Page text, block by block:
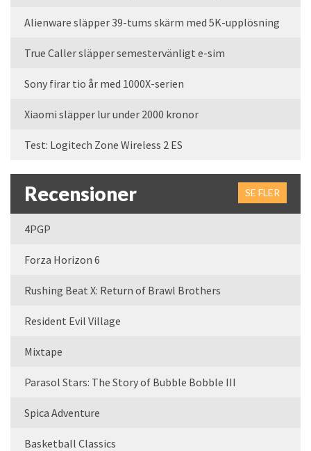
Alienware släpper 39-tums skärm med 5K-upplösning
True Caller släpper semestervänligt e-sim
Sony firar tio år med 1000X-serien
Xiaomi släpper lur under 2000 kronor
Test: Logitech Zone Wireless 2 ES
Recensioner SE FLER
4PGP
Forza Horizon 6
Rushing Beat X: Return of Brawl Brothers
Resident Evil Village
Mixtape
Parasol Stars: The Story of Bubble Bobble III
Spica Adventure
Basketball Classics